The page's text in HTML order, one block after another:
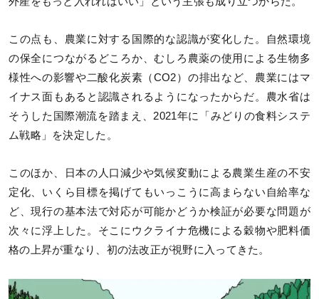
この点も、農業に対する国際的な認識が変化した。自然環境
の保全につながるどころか、むしろ農薬の使用による生物多
様性への影響や二酸化炭素（CO2）の排出など、農業にはマ
イナス面もあると認識されるようになったからだ。農水省は
そうした国際潮流を踏まえ、2021年に「みどりの食料システ
ム戦略」を決定した。
このほか、日本の人口減少や気候変動による農業生産の不安
定化、いくら目標を掲げてもいっこうに高まらない自給率な
ど、現行の基本法で対応が可能かどうか検証が必要な問題が
次々に浮上した。そこにウクライナ危機による穀物や肥料価
格の上昇が重なり、初の法改正が視野に入ってきた。